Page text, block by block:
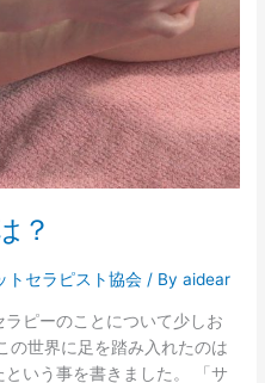
？
トセラピスト協会 / Byaidear
ピーのことについて少しお
の世界に足を踏み入れたのは
いう事を書きました。 「サ